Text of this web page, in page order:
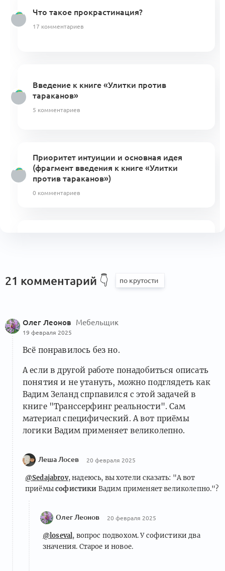
Что такое прокрастинация?
17 комментариев
Введение к книге «Улитки против
тараканов»
5 комментариев
Приоритет интуиции и основная идея
(фрагмент введения к книге «Улитки
против тараканов»)
0 комментариев
Чек-лист проверки улиток
Кулинарные эксперименты над улитками
5 комментариев
Улитки необходимости и улитки
достаточности (фрагмент третьей книги)
Улитки против тараканов или основа КПТ
21 комментарий 👇
Олег Леонов Мебельщик
19 февраля 2025
Всё понравилось без но.
А если в другой работе понадобиться описать
понятия и не утануть, можно подглядеть как
Вадим Зеланд спрпавился с этой задачей в
книге "Транссерфинг реальности". Сам
материал специфический. А вот приёмы
логики Вадим применяет великолепно.
Леша Лосев 20 февраля 2025
@Sedajabrov, надеюсь, вы хотели сказать: "А вот
приёмысофистики Вадим применяет великолепно."?
Олег Леонов 20 февраля 2025
@loseval, вопрос подвохом. У софистики два
значения. Старое и новое.